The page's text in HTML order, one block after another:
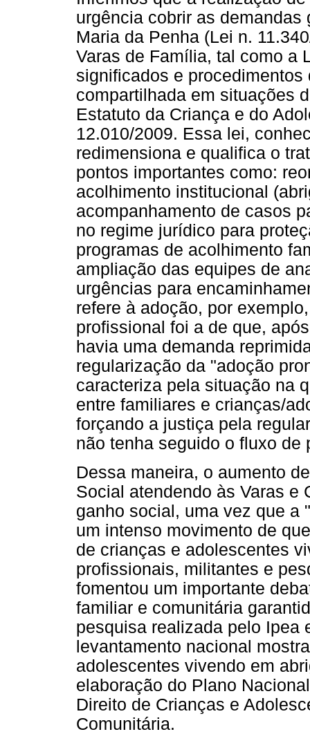
urgência cobrir as
Maria da Penha (Lei n.
Varas de Família, tal como a
significados e
compartilhada em situações
Estatuto da Criança e do
12.010/2009. Essa lei,
redimensiona e qualifica o
pontos importantes como:
acolhimento institucional
acompanhamento de casos
no regime jurídico para
programas de acolhimento
ampliação das equipes de
urgências para
refere à adoção, por
profissional foi a de que,
havia uma demanda
regularização da "adoção
caracteriza pela situação na
entre familiares e crianças/
forçando a justiça pela
não tenha seguido o fluxo
Dessa maneira, o aumento
Social atendendo às Varas e
ganho social, uma vez que a
um intenso movimento de
de crianças e adolescentes
profissionais, militantes e
fomentou um importante
familiar e comunitária
pesquisa realizada pelo Ipea
levantamento nacional
adolescentes vivendo em
elaboração do Plano
Direito de Crianças e
Comunitária.